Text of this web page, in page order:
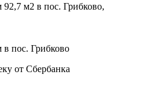
м2 в пос. Грибково,
пос. Грибково
от Сбербанка